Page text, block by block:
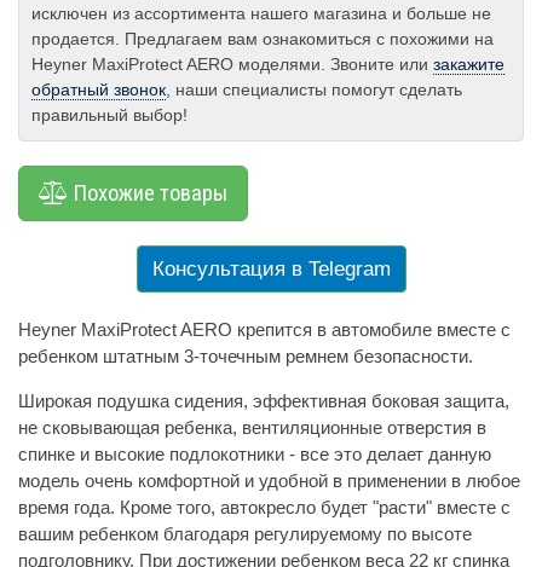
исключен из ассортимента нашего магазина и больше не
продается. Предлагаем вам ознакомиться с похожими на
Heyner MaxiProtect AERO моделями. Звоните или закажите
обратный звонок, наши специалисты помогут сделать
правильный выбор!
Похожие товары
Консультация в Telegram
Heyner MaxiProtect AERO крепится в автомобиле вместе с
ребенком штатным 3-точечным ремнем безопасности.
Широкая подушка сидения, эффективная боковая защита,
не сковывающая ребенка, вентиляционные отверстия в
спинке и высокие подлокотники - все это делает данную
модель очень комфортной и удобной в применении в любое
время года. Кроме того, автокресло будет "расти" вместе с
вашим ребенком благодаря регулируемому по высоте
подголовнику. При достижении ребенком веса 22 кг спинка